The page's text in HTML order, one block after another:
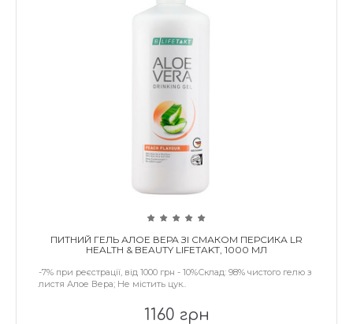
ПИТНИЙ ГЕЛЬ АЛОЕ ВЕРА ЗІ СМАКОМ ПЕРСИКА LR
HEALTH & BEAUTY LIFETAKT, 1000 МЛ
-7% при реєстрації, від 1000 грн - 10%Склад: 98% чистого гелю з
листя Алое Вера; Не містить цук..
1160 грн